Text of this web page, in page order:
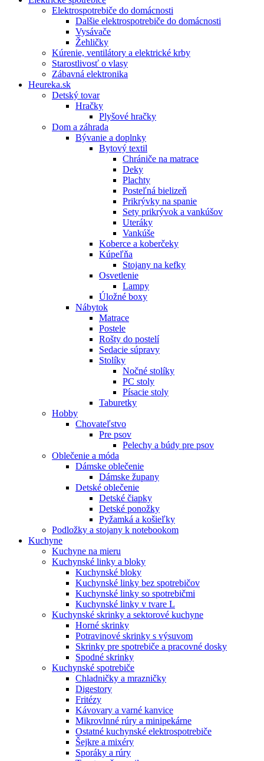
Elektrospotrebiče do domácnosti
Dalšie elektrospotrebiče do domácnosti
Vysávače
Žehličky
Kúrenie, ventilátory a elektrické krby
Starostlivosť o vlasy
Zábavná elektronika
Heureka.sk
Detský tovar
Hračky
Plyšové hračky
Dom a záhrada
Bývanie a doplnky
Bytový textil
Chrániče na matrace
Deky
Plachty
Posteľná bielizeň
Prikrývky na spanie
Sety prikrývok a vankúšov
Uteráky
Vankúše
Koberce a koberčeky
Kúpeľňa
Stojany na kefky
Osvetlenie
Lampy
Úložné boxy
Nábytok
Matrace
Postele
Rošty do postelí
Sedacie súpravy
Stolíky
Nočné stolíky
PC stoly
Písacie stoly
Taburetky
Hobby
Chovateľstvo
Pre psov
Pelechy a búdy pre psov
Oblečenie a móda
Dámske oblečenie
Dámske župany
Detské oblečenie
Detské čiapky
Detské ponožky
Pyžamká a košieľky
Podložky a stojany k notebookom
Kuchyne
Kuchyne na mieru
Kuchynské linky a bloky
Kuchynské bloky
Kuchynské linky bez spotrebičov
Kuchynské linky so spotrebičmi
Kuchynské linky v tvare L
Kuchynské skrinky a sektorové kuchyne
Horné skrinky
Potravinové skrinky s výsuvom
Skrinky pre spotrebiče a pracovné dosky
Spodné skrinky
Kuchynské spotrebiče
Chladničky a mrazničky
Digestory
Fritézy
Kávovary a varné kanvice
Mikrovlnné rúry a minipekárne
Ostatné kuchynské elektrospotrebiče
Šejkre a mixéry
Sporáky a rúry